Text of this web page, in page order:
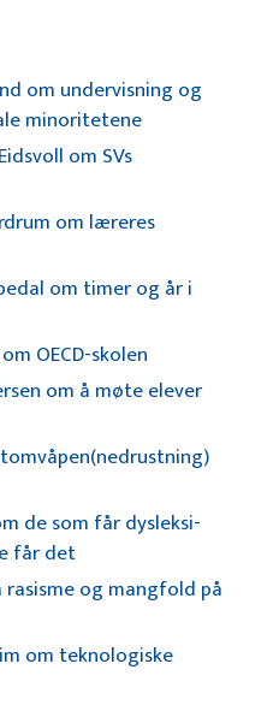
om undervisning og
minoritetene
om SVs
om læreres
om timer og år i
OECD-skolen
om å møte elever
de som får dysleksi-
får det
rasisme og mangfold på
om teknologiske